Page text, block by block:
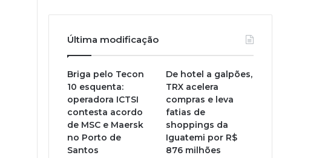
Última modificação
Briga pelo Tecon
10 esquenta:
operadora ICTSI
contesta acordo
de MSC e Maersk
no Porto de
Santos
De hotel a galpões,
TRX acelera
compras e leva
fatias de
shoppings da
Iguatemi por R$
876 milhões